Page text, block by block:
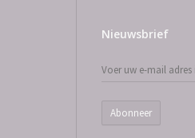
Nieuwsbrief
Abonneer